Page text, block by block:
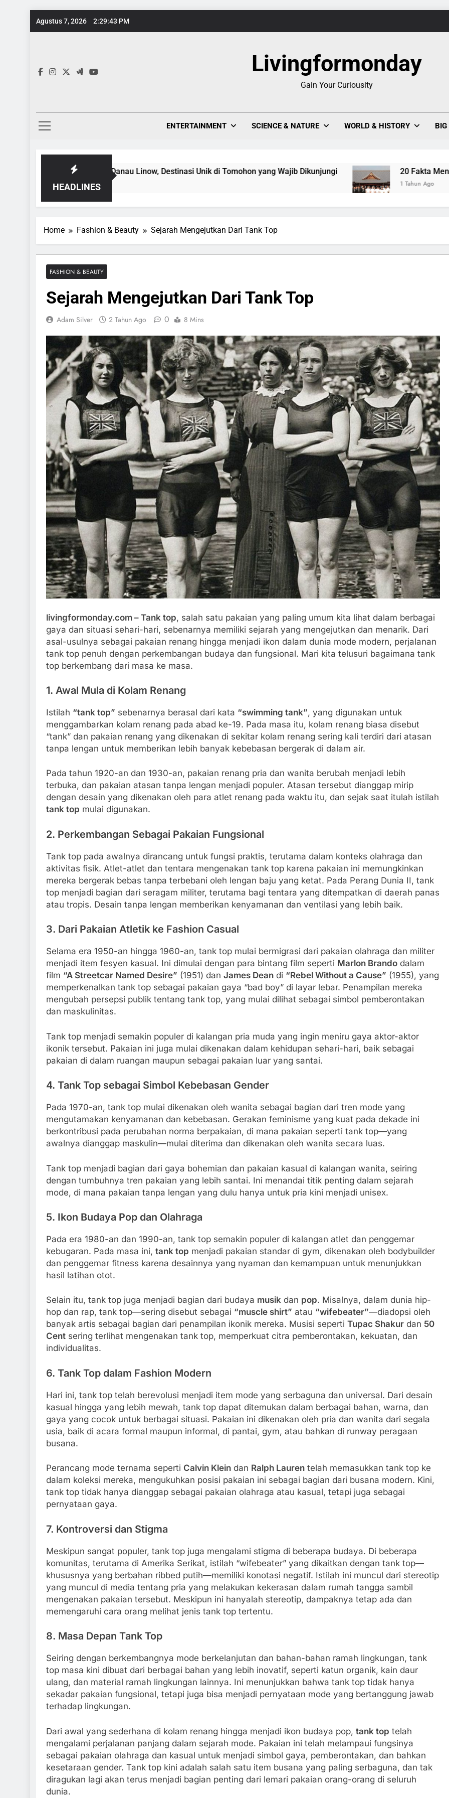
Agustus 7, 2026 2:29:45 PM
Keajaiban Warna-Warni Danau Linow, Destinasi
Evolusi Seni Pixel,
Livingformonday
Gain Your Curiousity
ENTERTAINMENT SCIENCE & NATURE WORLD & HISTORY BIG
HEADLINES
Warni Danau Linow, Destinasi Unik di Tomohon yang Wajib Dikunjungi 20 Fakta Menarik Tentang
1 Tahun Ago
Home Fashion & Beauty Sejarah Mengejutkan Dari Tank Top
FASHION & BEAUTY
Sejarah Mengejutkan Dari Tank Top
Adam Silver 2 Tahun Ago 0 8 Mins
livingformonday.com – Tank top, salah satu pakaian yang paling umum kita lihat dalam berbagai
gaya dan situasi sehari-hari, sebenarnya memiliki sejarah yang mengejutkan dan menarik. Dari
asal-usulnya sebagai pakaian renang hingga menjadi ikon dalam dunia mode modern, perjalanan
tank top penuh dengan perkembangan budaya dan fungsional. Mari kita telusuri bagaimana tank
top berkembang dari masa ke masa.
1. Awal Mula di Kolam Renang
Istilah “tank top” sebenarnya berasal dari kata “swimming tank”, yang digunakan untuk
menggambarkan kolam renang pada abad ke-19. Pada masa itu, kolam renang biasa disebut
“tank” dan pakaian renang yang dikenakan di sekitar kolam renang sering kali terdiri dari atasan
tanpa lengan untuk memberikan lebih banyak kebebasan bergerak di dalam air.
Pada tahun 1920-an dan 1930-an, pakaian renang pria dan wanita berubah menjadi lebih
terbuka, dan pakaian atasan tanpa lengan menjadi populer. Atasan tersebut dianggap mirip
dengan desain yang dikenakan oleh para atlet renang pada waktu itu, dan sejak saat itulah istilah
tank top mulai digunakan.
2. Perkembangan Sebagai Pakaian Fungsional
Tank top pada awalnya dirancang untuk fungsi praktis, terutama dalam konteks olahraga dan
aktivitas fisik. Atlet-atlet dan tentara mengenakan tank top karena pakaian ini memungkinkan
mereka bergerak bebas tanpa terbebani oleh lengan baju yang ketat. Pada Perang Dunia II, tank
top menjadi bagian dari seragam militer, terutama bagi tentara yang ditempatkan di daerah panas
atau tropis. Desain tanpa lengan memberikan kenyamanan dan ventilasi yang lebih baik.
3. Dari Pakaian Atletik ke Fashion Casual
Selama era 1950-an hingga 1960-an, tank top mulai bermigrasi dari pakaian olahraga dan militer
menjadi item fesyen kasual. Ini dimulai dengan para bintang film seperti Marlon Brando dalam
film “A Streetcar Named Desire” (1951) dan James Dean di “Rebel Without a Cause” (1955), yang
memperkenalkan tank top sebagai pakaian gaya “bad boy” di layar lebar. Penampilan mereka
mengubah persepsi publik tentang tank top, yang mulai dilihat sebagai simbol pemberontakan
dan maskulinitas.
Tank top menjadi semakin populer di kalangan pria muda yang ingin meniru gaya aktor-aktor
ikonik tersebut. Pakaian ini juga mulai dikenakan dalam kehidupan sehari-hari, baik sebagai
pakaian di dalam ruangan maupun sebagai pakaian luar yang santai.
4. Tank Top sebagai Simbol Kebebasan Gender
Pada 1970-an, tank top mulai dikenakan oleh wanita sebagai bagian dari tren mode yang
mengutamakan kenyamanan dan kebebasan. Gerakan feminisme yang kuat pada dekade ini
berkontribusi pada perubahan norma berpakaian, di mana pakaian seperti tank top—yang
awalnya dianggap maskulin—mulai diterima dan dikenakan oleh wanita secara luas.
Tank top menjadi bagian dari gaya bohemian dan pakaian kasual di kalangan wanita, seiring
dengan tumbuhnya tren pakaian yang lebih santai. Ini menandai titik penting dalam sejarah
mode, di mana pakaian tanpa lengan yang dulu hanya untuk pria kini menjadi unisex.
5. Ikon Budaya Pop dan Olahraga
Pada era 1980-an dan 1990-an, tank top semakin populer di kalangan atlet dan penggemar
kebugaran. Pada masa ini, tank top menjadi pakaian standar di gym, dikenakan oleh bodybuilder
dan penggemar fitness karena desainnya yang nyaman dan kemampuan untuk menunjukkan
hasil latihan otot.
Selain itu, tank top juga menjadi bagian dari budaya musik dan pop. Misalnya, dalam dunia hip-
hop dan rap, tank top—sering disebut sebagai “muscle shirt” atau “wifebeater”—diadopsi oleh
banyak artis sebagai bagian dari penampilan ikonik mereka. Musisi seperti Tupac Shakur dan 50
Cent sering terlihat mengenakan tank top, memperkuat citra pemberontakan, kekuatan, dan
individualitas.
6. Tank Top dalam Fashion Modern
Hari ini, tank top telah berevolusi menjadi item mode yang serbaguna dan universal. Dari desain
kasual hingga yang lebih mewah, tank top dapat ditemukan dalam berbagai bahan, warna, dan
gaya yang cocok untuk berbagai situasi. Pakaian ini dikenakan oleh pria dan wanita dari segala
usia, baik di acara formal maupun informal, di pantai, gym, atau bahkan di runway peragaan
busana.
Perancang mode ternama seperti Calvin Klein dan Ralph Lauren telah memasukkan tank top ke
dalam koleksi mereka, mengukuhkan posisi pakaian ini sebagai bagian dari busana modern. Kini,
tank top tidak hanya dianggap sebagai pakaian olahraga atau kasual, tetapi juga sebagai
pernyataan gaya.
7. Kontroversi dan Stigma
Meskipun sangat populer, tank top juga mengalami stigma di beberapa budaya. Di beberapa
komunitas, terutama di Amerika Serikat, istilah “wifebeater” yang dikaitkan dengan tank top—
khususnya yang berbahan ribbed putih—memiliki konotasi negatif. Istilah ini muncul dari stereotip
yang muncul di media tentang pria yang melakukan kekerasan dalam rumah tangga sambil
mengenakan pakaian tersebut. Meskipun ini hanyalah stereotip, dampaknya tetap ada dan
memengaruhi cara orang melihat jenis tank top tertentu.
8. Masa Depan Tank Top
Seiring dengan berkembangnya mode berkelanjutan dan bahan-bahan ramah lingkungan, tank
top masa kini dibuat dari berbagai bahan yang lebih inovatif, seperti katun organik, kain daur
ulang, dan material ramah lingkungan lainnya. Ini menunjukkan bahwa tank top tidak hanya
sekadar pakaian fungsional, tetapi juga bisa menjadi pernyataan mode yang bertanggung jawab
terhadap lingkungan.
Dari awal yang sederhana di kolam renang hingga menjadi ikon budaya pop, tank top telah
mengalami perjalanan panjang dalam sejarah mode. Pakaian ini telah melampaui fungsinya
sebagai pakaian olahraga dan kasual untuk menjadi simbol gaya, pemberontakan, dan bahkan
kesetaraan gender. Tank top kini adalah salah satu item busana yang paling serbaguna, dan tak
diragukan lagi akan terus menjadi bagian penting dari lemari pakaian orang-orang di seluruh
dunia.
Menarik tentang Panjat
Olahraga Penuh Tantangan
SPORTS & GAMES
Mengenal Olahraga Padel, Permainan
Raket Modern yang Sedang Naik
Daun
1 Tahun Ago
SPORTS & GAMES
Fakta Menarik Game Downhill
1 Tahun Ago